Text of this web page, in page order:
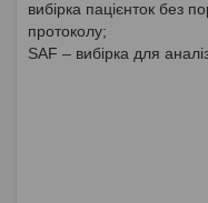
вибірка пацієнток без
протоколу;
SAF – вибірка для